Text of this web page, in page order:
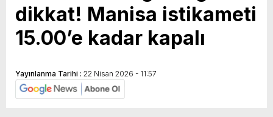
dikkat! Manisa istikameti
15.00’e kadar kapalı
Yayınlanma Tarihi : 22 Nisan 2026 - 11:57